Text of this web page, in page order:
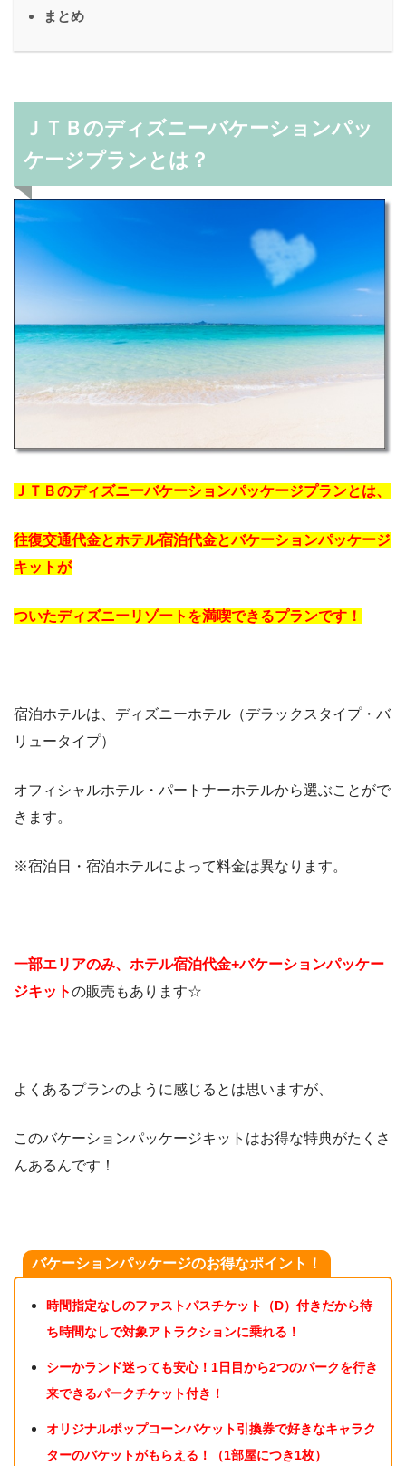
まとめ
ＪＴＢのディズニーバケーションパッ
ケージプランとは？
ＪＴＢのディズニーバケーションパッケージプランとは、
往復交通代金とホテル宿泊代金とバケーションパッケージ
キットが
ついたディズニーリゾートを満喫できるプランです！
宿泊ホテルは、ディズニーホテル（デラックスタイプ・バ
リュータイプ）
オフィシャルホテル・パートナーホテルから選ぶことがで
きます。
※宿泊日・宿泊ホテルによって料金は異なります。
一部エリアのみ、ホテル宿泊代金+バケーションパッケー
ジキットの販売もあります☆
よくあるプランのように感じるとは思いますが、
このバケーションパッケージキットはお得な特典がたくさ
んあるんです！
バケーションパッケージのお得なポイント！
時間指定なしのファストパスチケット（D）付きだから待
ち時間なしで対象アトラクションに乗れる！
シーかランド迷っても安心！1日目から2つのパークを行き
来できるパークチケット付き！
オリジナルポップコーンバケット引換券で好きなキャラク
ターのバケットがもらえる！（1部屋につき1枚）